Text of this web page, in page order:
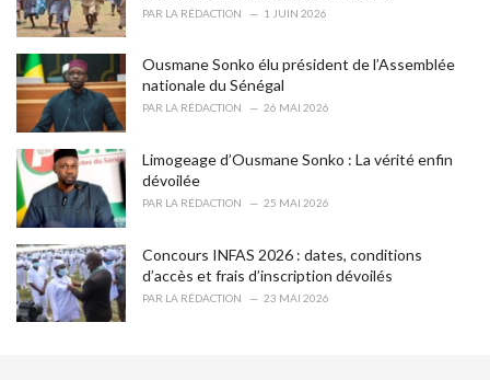
PAR LA RÉDACTION 1 JUIN 2026
Ousmane Sonko élu président de l’Assemblée
nationale du Sénégal
PAR LA RÉDACTION 26 MAI 2026
Limogeage d’Ousmane Sonko : La vérité enfin
dévoilée
PAR LA RÉDACTION 25 MAI 2026
Concours INFAS 2026 : dates, conditions
d’accès et frais d’inscription dévoilés
PAR LA RÉDACTION 23 MAI 2026